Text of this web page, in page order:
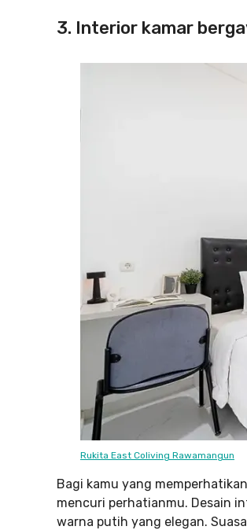
3. Interior kamar
Rukita East Coliving Rawamangun
Bagi kamu yang
mencuri perhatianmu. Desain
warna putih yang elegan.